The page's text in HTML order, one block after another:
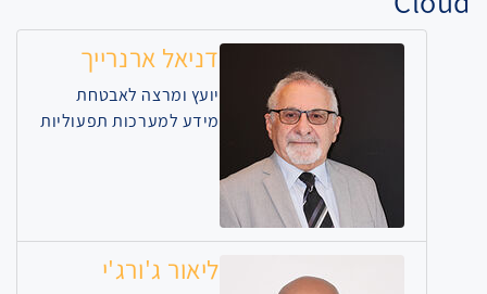
דניאל ארנרייך
יועץ ומרצה לאבטחת
מידע למערכות תפעוליות
ליאור ג'ורג'י